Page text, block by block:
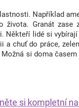
Například
Granát zase
lidé si
chuť do práce,
si doma
si kompletní